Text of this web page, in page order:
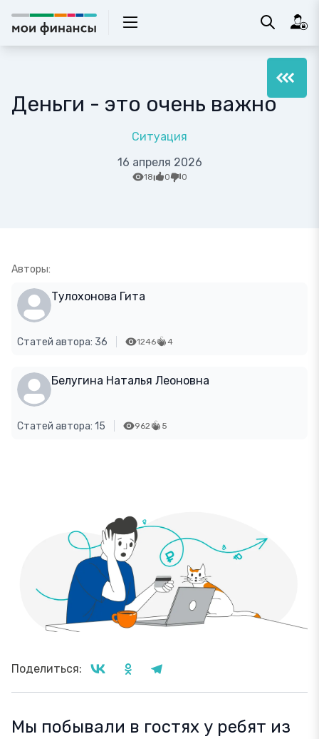
Деньги - это очень важно
Ситуация
16 апреля 2026
18 0 0
Авторы:
Тулохонова Гита
Статей автора: 36 1246 4
Белугина Наталья Леоновна
Статей автора: 15 962 5
Поделиться:
Мы побывали в гостях у ребят из